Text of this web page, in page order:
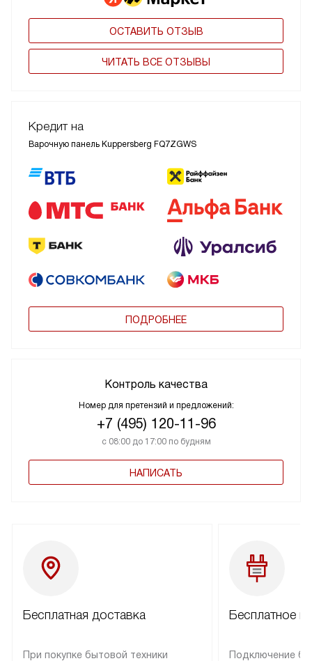
ОСТАВИТЬ ОТЗЫВ
ЧИТАТЬ ВСЕ ОТЗЫВЫ
Кредит на
Варочную панель Kuppersberg FQ7ZGWS
ПОДРОБНЕЕ
Контроль качества
Номер для претензий и предложений:
+7 (495) 120-11-96
с 08:00 до 17:00 по будням
НАПИСАТЬ
Бесплатная доставка
При покупке бытовой техники
Бесплатное
Подключение